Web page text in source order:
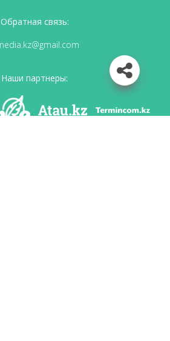
Обратная связь:
Наши партнеры: